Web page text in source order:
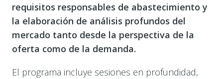
requisitos responsables de abastecimiento y
la elaboración de análisis profundos del
mercado tanto desde la perspectiva de la
oferta como de la demanda.
El programa incluye sesiones en profundidad,